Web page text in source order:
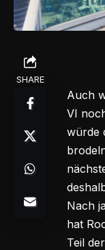
SHARE
Auch
VI
würde
Nach
hat
Teil